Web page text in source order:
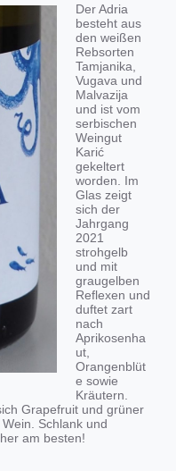
Der Adria
besteht aus
den weißen
Rebsorten
Tamjanika,
Vugava und
Malvazija
und ist vom
serbischen
Weingut
Karić
gekeltert
worden. Im
Glas zeigt
sich der
Jahrgang
2021
strohgelb
und mit
graugelben
Reflexen und
duftet zart
nach
Aprikosenha
ut,
Orangenblüt
e sowie
Kräutern.
Grapefruit und grüner
Schlank und
am besten!